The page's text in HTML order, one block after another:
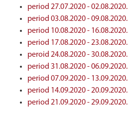
period 27.07.2020 - 02.08.2020.
period 03.08.2020 - 09.08.2020.
period 10.08.2020 - 16.08.2020.
period 17.08.2020 - 23.08.2020.
peroid 24.08.2020 - 30.08.2020.
period 31.08.2020 - 06.09.2020.
period 07.09.2020 - 13.09.2020.
period 14.09.2020 - 20.09.2020.
period 21.09.2020 - 29.09.2020.